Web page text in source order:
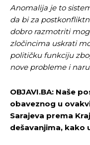
Anomalija je to
da bi za
dobro razmotriti
zločincima uskrati
političku funkciju
nove probleme i
OBJAVI.BA: Naše
obaveznog u
Sarajeva prema
dešavanjima, kako